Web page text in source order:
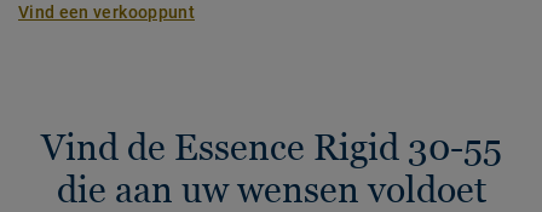
Vind een verkooppunt
Vind de Essence Rigid 30-55
die aan uw wensen voldoet